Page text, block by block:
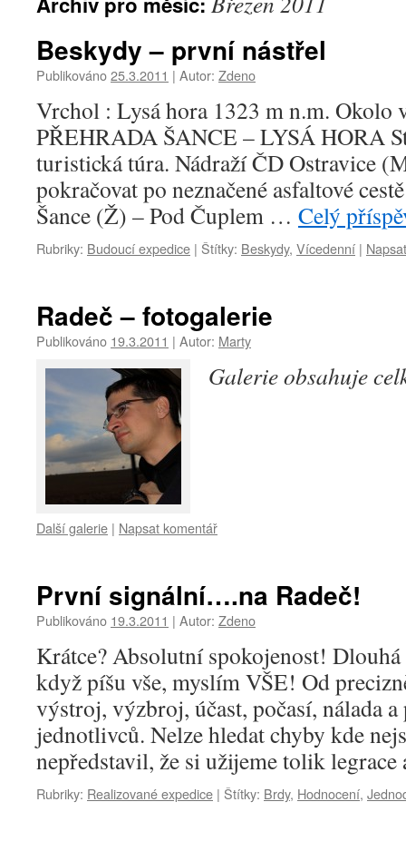
Beskydy – první nástřel
Publikováno25.3.2011 | Autor: Zdeno
Vrchol : Lysá hora 1323 m n.m. Okolo
PŘEHRADA ŠANCE – LYSÁ HORA
turistická túra. Nádraží ČD Ostravice
pokračovat po neznačené asfaltové
Šance (Ž) – Pod Čuplem … Celý
Rubriky: Budoucí expedice | Štítky: Beskydy, Vícedenní |
Radeč – fotogalerie
Publikováno 19.3.2011 | Autor: Marty
Galerie obsahuje
Další galerie | Napsat komentář
První signální….na Radeč!
Publikováno 19.3.2011 | Autor: Zdeno
Krátce? Absolutní spokojenost!
když píšu vše, myslím VŠE! Od
výstroj, výzbroj, účast, počasí, nálada
jednotlivců. Nelze hledat chyby kde
nepředstavil, že si užijeme tolik
Rubriky: Realizované expedice | Štítky: Brdy, Hodnocení,